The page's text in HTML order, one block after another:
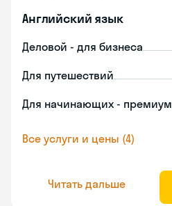
Английский язык
Деловой - для бизнеса
Для путешествий
Для начинающих - премиум
Все услуги и цены (4)
Читать дальше